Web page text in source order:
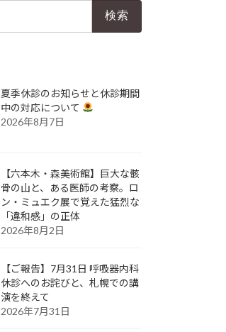
夏季休診のお知らせと休診期間
中の対応について
2026年8月7日
【六本木・森美術館】巨大な骸
骨の山と、ある医師の考察。ロ
ン・ミュエク展で覚えた猛烈な
「違和感」の正体
2026年8月2日
【ご報告】7月31日 呼吸器内科
休診へのお詫びと、札幌での講
演を終えて
2026年7月31日